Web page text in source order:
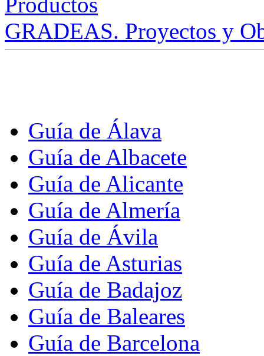
GRADEAS. Proyectos y
Guía de Álava
Guía de Albacete
Guía de Alicante
Guía de Almería
Guía de Ávila
Guía de Asturias
Guía de Badajoz
Guía de Baleares
Guía de Barcelona